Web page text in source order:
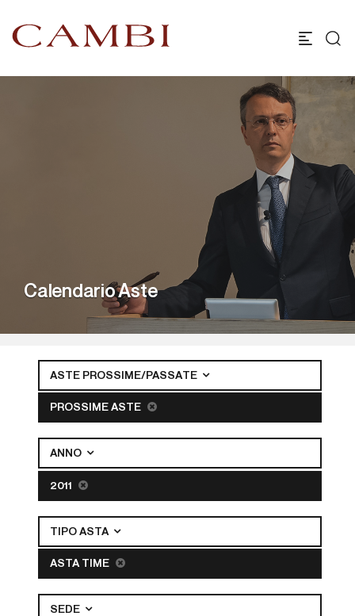
Calendario Aste
ASTE PROSSIME/PASSATE
PROSSIME ASTE
ANNO
2011
TIPO ASTA
ASTA TIME
SEDE